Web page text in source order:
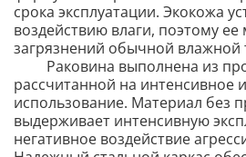
срока эксплуатации. Экокожа
воздействию влаги, поэтому
загрязнений обычной влажной
Раковина выполнена из
рассчитанной на интенсивное
использование. Материал без
выдерживает интенсивную
негативное воздействие